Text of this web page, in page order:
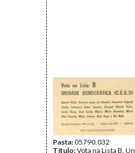
Pasta:05790.032
Título:Vota na Lista B.